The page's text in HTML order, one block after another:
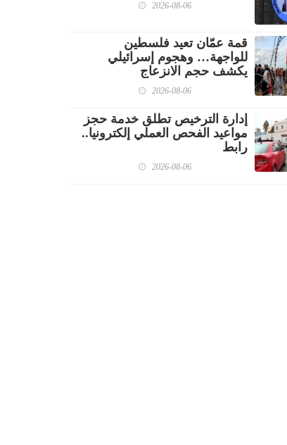
2026-08-06
قمة عمّان تعيد فلسطين
للواجهة… وهجوم إسرائيلي
يكشف حجم الانزعاج
2026-08-06
إدارة الترخيص تطلق خدمة حجز
مواعيد الفحص العملي إلكترونيا..
رابط
2026-08-06